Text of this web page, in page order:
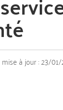
à jour :23/